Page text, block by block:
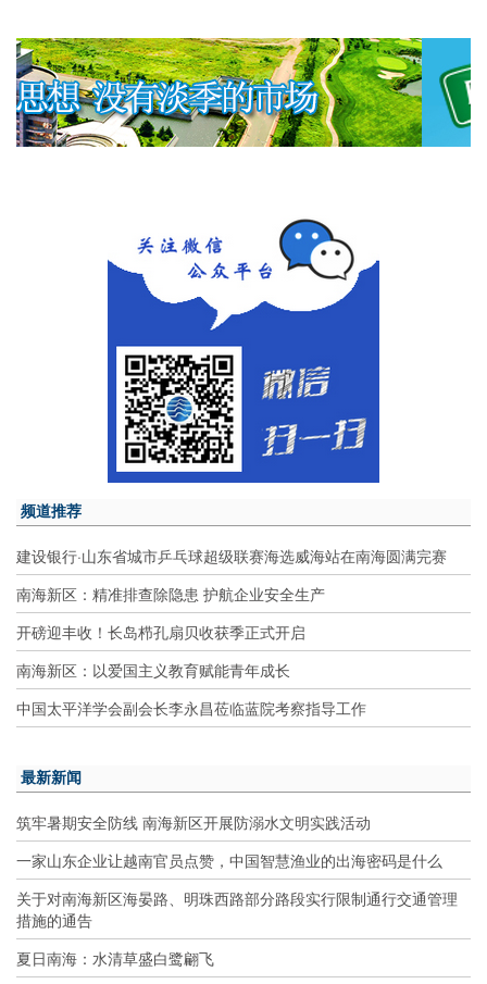
频道推荐
建设银行·山东省城市乒乓球超级联赛海选威海站在南海圆满完赛
南海新区：精准排查除隐患 护航企业安全生产
开磅迎丰收！长岛栉孔扇贝收获季正式开启
南海新区：以爱国主义教育赋能青年成长
中国太平洋学会副会长李永昌莅临蓝院考察指导工作
最新新闻
筑牢暑期安全防线 南海新区开展防溺水文明实践活动
一家山东企业让越南官员点赞，中国智慧渔业的出海密码是什么
关于对南海新区海晏路、明珠西路部分路段实行限制通行交通管理
措施的通告
夏日南海：水清草盛白鹭翩飞